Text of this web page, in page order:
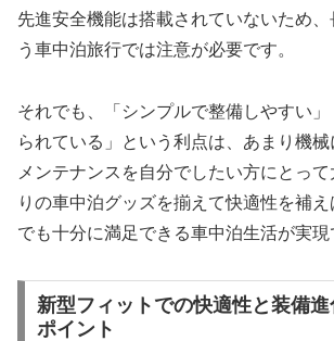
先進安全機能は搭載されていないため
う車中泊旅行では注意が必要です。
それでも、「シンプルで整備しやすい
られている」という利点は、あまり機
メンテナンスを自分でしたい方にとっ
りの車中泊グッズを揃えて快適性を補え
でも十分に満足できる車中泊生活が実現
新型フィットでの快適性と装備
ポイント